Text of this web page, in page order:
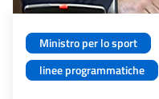
Ministro per lo sport
linee programmatiche